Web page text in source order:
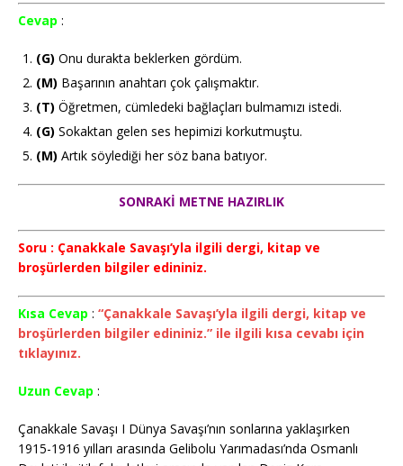
Cevap :
(G) Onu durakta beklerken gördüm.
(M) Başarının anahtarı çok çalışmaktır.
(T) Öğretmen, cümledeki bağlaçları bulmamızı istedi.
(G) Sokaktan gelen ses hepimizi korkutmuştu.
(M) Artık söylediği her söz bana batıyor.
SONRAKİ METNE HAZIRLIK
Soru : Çanakkale Savaşı’yla ilgili dergi, kitap ve
broşürlerden bilgiler edininiz.
Kısa Cevap : “Çanakkale Savaşı’yla ilgili dergi, kitap ve
broşürlerden bilgiler edininiz.” ile ilgili kısa cevabı için
tıklayınız.
Uzun Cevap :
Çanakkale Savaşı I Dünya Savaşı’nın sonlarına yaklaşırken
1915-1916 yılları arasında Gelibolu Yarımadası’nda Osmanlı